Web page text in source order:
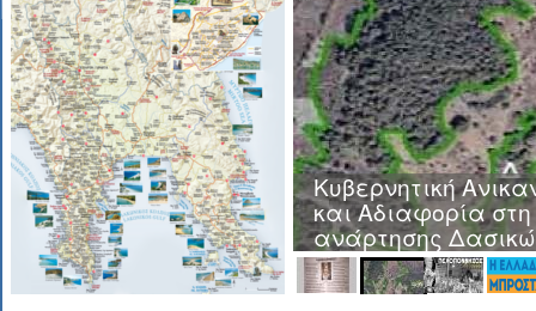
Κυβερνητική
και Αδιαφορία
ανάρτησης